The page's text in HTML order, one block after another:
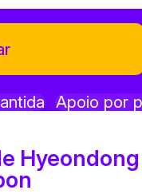
Apoio por
Hyeondong